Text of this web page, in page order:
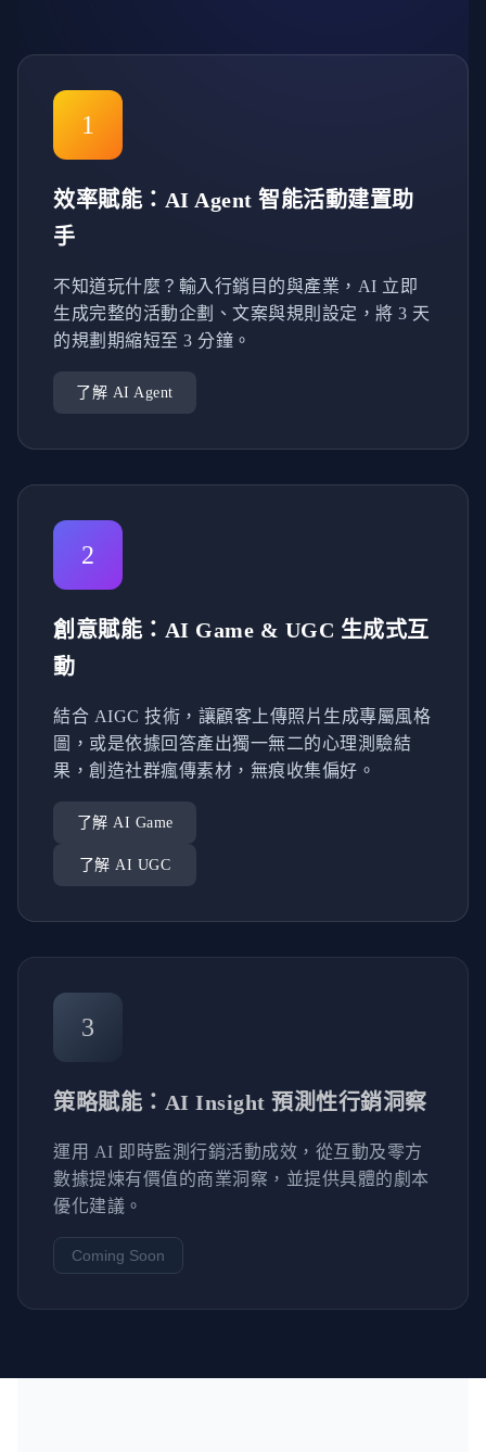
1
效率賦能：AI Agent 智能活動建置助
手
不知道玩什麼？輸入行銷目的與產業，AI 立即
生成完整的活動企劃、文案與規則設定，將 3 天
的規劃期縮短至 3 分鐘。
了解 AI Agent
2
創意賦能：AI Game & UGC 生成式互
動
結合 AIGC 技術，讓顧客上傳照片生成專屬風格
圖，或是依據回答產出獨一無二的心理測驗結
果，創造社群瘋傳素材，無痕收集偏好。
了解 AI Game
了解 AI UGC
3
策略賦能：AI Insight 預測性行銷洞察
運用 AI 即時監測行銷活動成效，從互動及零方
數據提煉有價值的商業洞察，並提供具體的劇本
優化建議。
Coming Soon